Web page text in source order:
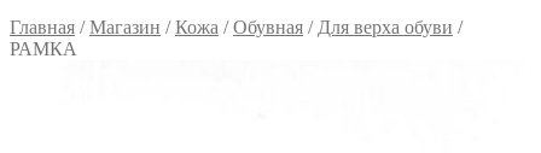
Главная /Магазин /Кожа /Обувная / Для верха обуви /
РАМКА